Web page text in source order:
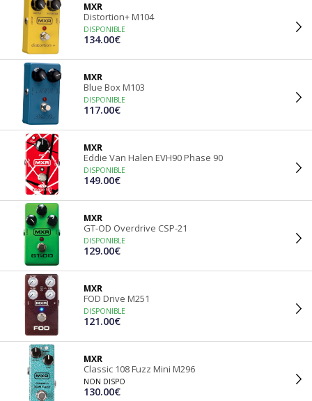
MXR
Distortion+ M104
DISPONIBLE
134.00€
MXR
Blue Box M103
DISPONIBLE
117.00€
MXR
Eddie Van Halen EVH90 Phase 90
DISPONIBLE
149.00€
MXR
GT-OD Overdrive CSP-21
DISPONIBLE
129.00€
MXR
FOD Drive M251
DISPONIBLE
121.00€
MXR
Classic 108 Fuzz Mini M296
NON DISPO
130.00€